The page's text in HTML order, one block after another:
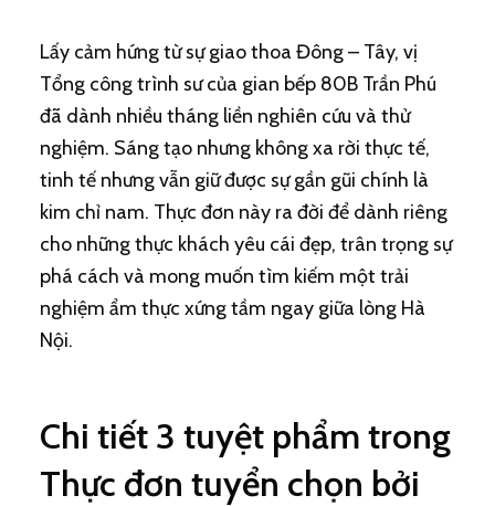
Lấy cảm hứng từ sự giao thoa Đông – Tây, vị
Tổng công trình sư của gian bếp 80B Trần Phú
đã dành nhiều tháng liền nghiên cứu và thử
nghiệm. Sáng tạo nhưng không xa rời thực tế,
tinh tế nhưng vẫn giữ được sự gần gũi chính là
kim chỉ nam. Thực đơn này ra đời để dành riêng
cho những thực khách yêu cái đẹp, trân trọng sự
phá cách và mong muốn tìm kiếm một trải
nghiệm ẩm thực xứng tầm ngay giữa lòng Hà
Nội.
Chi tiết 3 tuyệt phẩm trong
Thực đơn tuyển chọn bởi